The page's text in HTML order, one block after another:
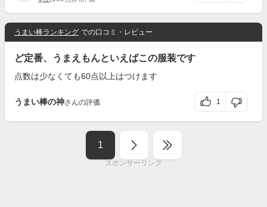
うまい棒ランキング での口コミ・レビュー
ど定番、うまえもんといえばこの服装です
点数は少なくても60点以上はつけます
うまい棒の神さんの評価 1
1
スポンサーリンク